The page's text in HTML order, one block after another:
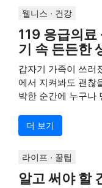
웰니스 · 건강
119 응급의료
기 속 든든한
갑자기 가족이 쓰러
에서 지켜봐도 괜찮
박한 순간에 누구나
더 보기
라이프 · 꿀팁
알고 써야 할